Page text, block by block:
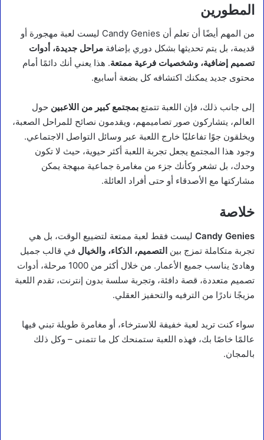
المطورين
من المهم أيضًا أن تعلم أن Candy Genies ليست لعبة مهجورة أو
قديمة، بل يتم تحديثها بشكل دوري بإضافة مراحل جديدة، أدوات
تصميم إضافية، وشخصيات فرعية ممتعة. هذا يعني أنك دائمًا أمام
محتوى جديد يمكنك اكتشافه كل بضعة أسابيع.
إلى جانب ذلك، فإن اللعبة تتمتع بمجتمع كبير من اللاعبين حول
العالم، يتشاركون صور تصاميمهم، ويقدمون نصائح للمراحل الصعبة،
ويخلقون جوًا تفاعليًا خارج اللعبة عبر وسائل التواصل الاجتماعي.
وجود هذا المجتمع يجعل تجربة اللعبة أكثر حيوية، حيث لا تكون
وحدك، بل تشعر وكأنك جزء من مغامرة جماعية مبهجة يمكن
مشاركتها مع الأصدقاء أو حتى أفراد العائلة.
خلاصة
Candy Genies ليست فقط لعبة ممتعة لتضييع الوقت، بل هي
تجربة متكاملة تمزج بين التصميم، الذكاء، والخيال في قالب جميل
وهادئ يناسب جميع الأعمار. من خلال أكثر من 1000 مرحلة، أدوات
تصميم متعددة، قصة دافئة، وتجربة سلسة بدون إنترنت، تقدم اللعبة
مزيجًا نادرًا من الترفيه والتحفيز العقلي.
سواء كنت تريد لعبة خفيفة للاسترخاء، أو مغامرة طويلة تبني فيها
عالمًا خاصًا بك، فهذه اللعبة ستمنحك كل ما تتمنى – وكل ذلك
بالمجان.